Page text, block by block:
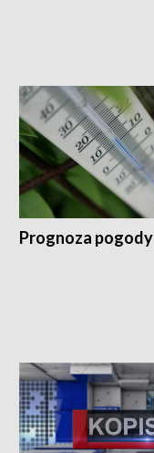
Prognoza pogody